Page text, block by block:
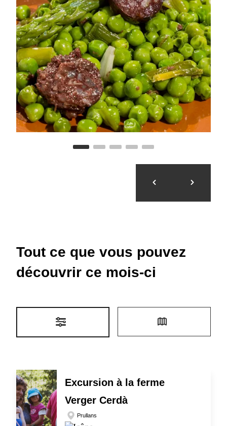
Tout ce que vous pouvez
découvrir ce mois-ci
Excursion à la ferme
Verger Cerdà
Prullans